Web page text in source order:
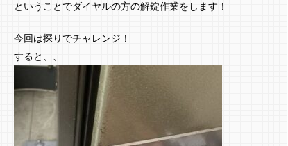
ということでダイヤルの方の解錠作業をします！
今回は探りでチャレンジ！
すると、、